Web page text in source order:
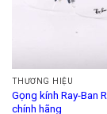
THƯƠNG HIỆU
Gọng kính Ray-Ban
chính hãng